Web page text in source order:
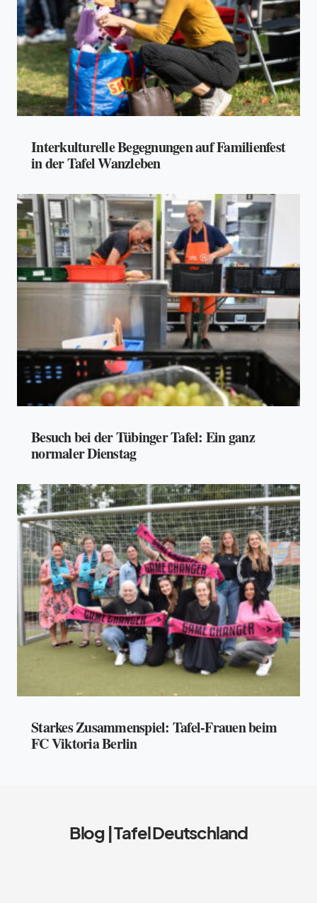
Interkulturelle Begegnungen auf Familienfest
in der Tafel Wanzleben
Besuch bei der Tübinger Tafel: Ein ganz
normaler Dienstag
Starkes Zusammenspiel: Tafel-Frauen beim
FC Viktoria Berlin
Blog | Tafel Deutschland